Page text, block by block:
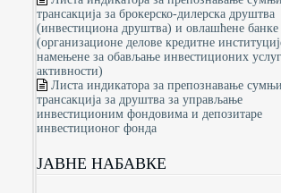
трансакција за брокерско-дилерска друштва
(инвестициона друштва) и овлашћене банке
(организационе делове кредитне
намењене за обављање инвестиционих
активности)
Листа индикатора за препознавање
трансакција за друштва за управљање
инвестиционим фондовима и депозитаре
инвестиционог фонда
ЈАВНЕ НАБАВКЕ